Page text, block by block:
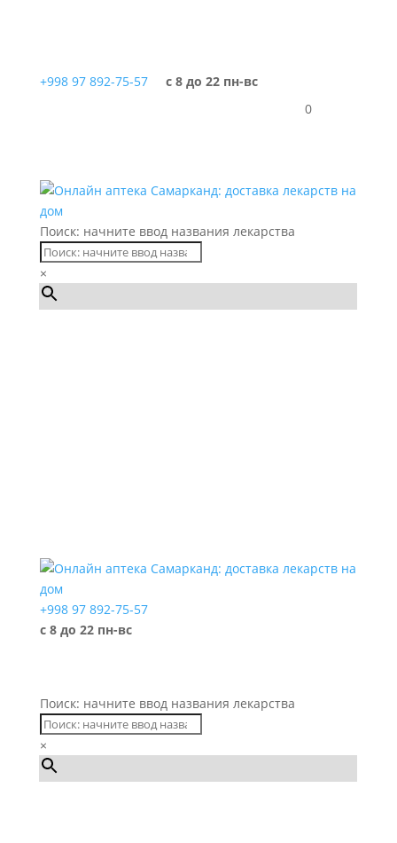
+998 97 892-75-57
с 8 до 22 пн-вс
0
Поиск: начните ввод названия лекарства
×
+998 97 892-75-57
с 8 до 22 пн-вс
Поиск: начните ввод названия лекарства
×